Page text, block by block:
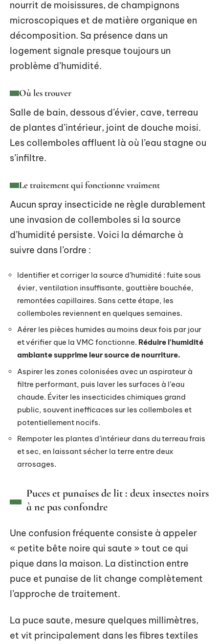
nourrit de moisissures, de champignons
microscopiques et de matière organique en
décomposition. Sa présence dans un
logement signale presque toujours un
problème d’humidité.
Où les trouver
Salle de bain, dessous d’évier, cave, terreau
de plantes d’intérieur, joint de douche moisi.
Les collemboles affluent là où l’eau stagne ou
s’infiltre.
Le traitement qui fonctionne vraiment
Aucun spray insecticide ne règle durablement
une invasion de collemboles si la source
d’humidité persiste. Voici la démarche à
suivre dans l’ordre :
Identifier et corriger la source d’humidité : fuite sous
évier, ventilation insuffisante, gouttière bouchée,
remontées capillaires. Sans cette étape, les
collemboles reviennent en quelques semaines.
Aérer les pièces humides au moins deux fois par jour
et vérifier que la VMC fonctionne. Réduire l’humidité
ambiante supprime leur source de nourriture.
Aspirer les zones colonisées avec un aspirateur à
filtre performant, puis laver les surfaces à l’eau
chaude. Éviter les insecticides chimiques grand
public, souvent inefficaces sur les collemboles et
potentiellement nocifs.
Rempoter les plantes d’intérieur dans du terreau frais
et sec, en laissant sécher la terre entre deux
arrosages.
Puces et punaises de lit : deux insectes noirs
à ne pas confondre
Une confusion fréquente consiste à appeler
« petite bête noire qui saute » tout ce qui
pique dans la maison. La distinction entre
puce et punaise de lit change complètement
l’approche de traitement.
La puce saute, mesure quelques millimètres,
et vit principalement dans les fibres textiles